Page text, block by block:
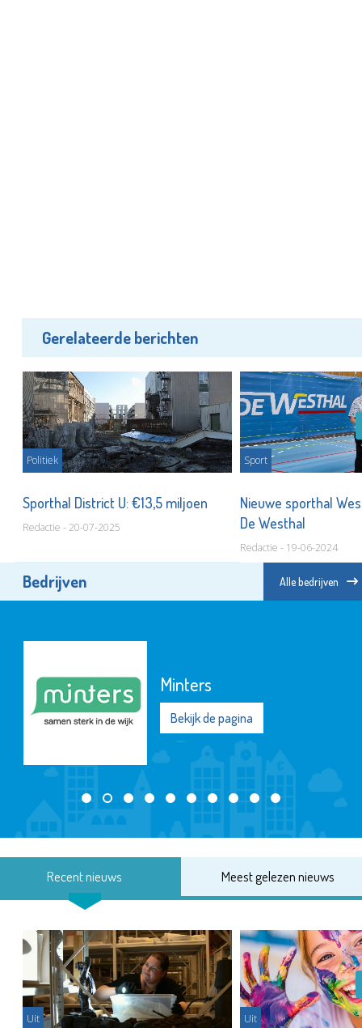
Gerelateerde berichten
Politiek
Sporthal District U: €13,5 miljoen
Redactie - 20-07-2025
Sport
Nieuwe sporthal
De Westhal
Redactie - 19-06-2024
Bedrijven Alle bedrijven
Minters
Bekijk de pagina
Recent nieuws Meest gelezen nieuws
Uit Uit